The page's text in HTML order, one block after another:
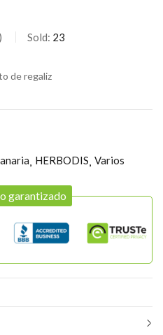
Sold: 23
de regaliz
HERBODIS Varios
garantizado